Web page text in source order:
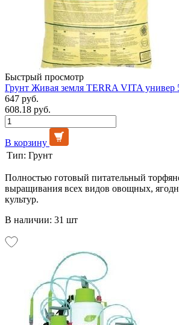
Быстрый просмотр
Грунт Живая земля TERRA VITA
647 руб.
608.18 руб.
В корзину
Тип: Грунт
Полностью готовый питательный
выращивания всех видов овощных,
культур.
В наличии: 31 шт